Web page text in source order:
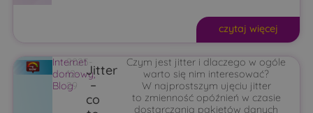
czytaj więcej
Internet
domowy,
Blog
2025-
12-
29
Jitter
–
co
Czym jest jitter i dlaczego w ogóle
warto się nim interesować?
W najprostszym ujęciu jitter
to zmienność opóźnień w czasie
dostarczania pakietów danych